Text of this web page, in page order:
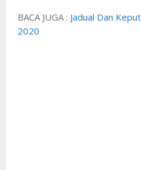
BACA JUGA : Jadual Dan
2020